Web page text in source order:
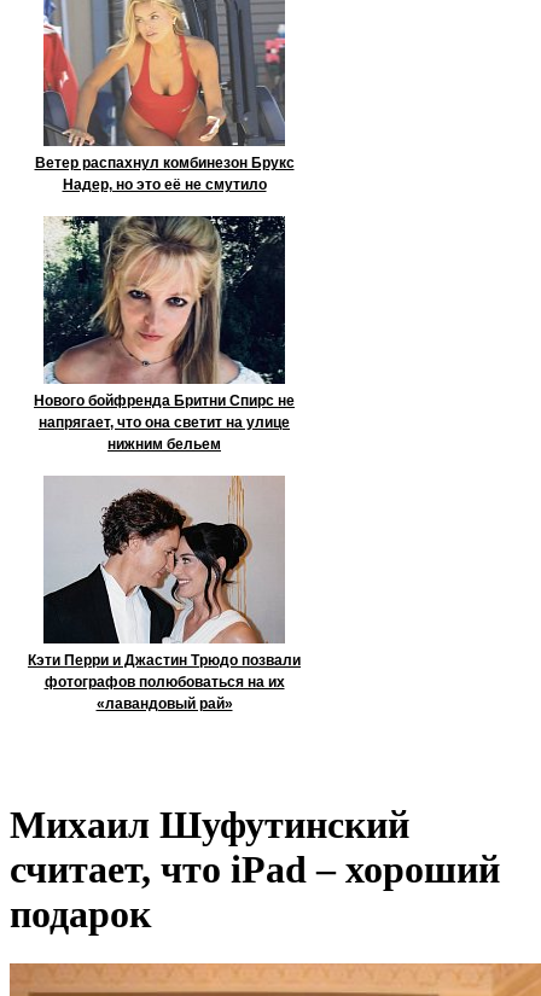
Ветер распахнул комбинезон Брукс
Надер, но это её не смутило
Нового бойфренда Бритни Спирс не
напрягает, что она светит на улице
нижним бельем
Кэти Перри и Джастин Трюдо позвали
фотографов полюбоваться на их
«лавандовый рай»
Михаил Шуфутинский
считает, что iPad – хороший
подарок